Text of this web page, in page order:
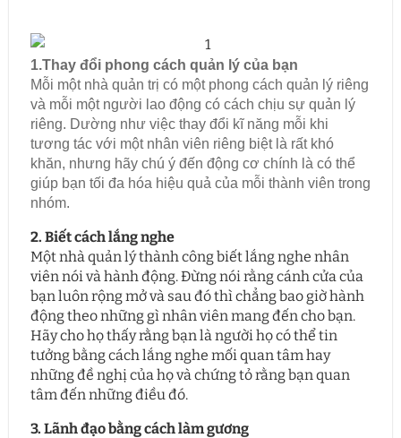
1.Thay đổi phong cách quản lý của bạn
Mỗi một nhà quản trị có một phong cách quản lý riêng
và mỗi một người lao động có cách chịu sự quản lý
riêng. Dường như việc thay đổi kĩ năng mỗi khi
tương tác với một nhân viên riêng biệt là rất khó
khăn, nhưng hãy chú ý đến động cơ chính là có thể
giúp bạn tối đa hóa hiệu quả của mỗi thành viên trong
nhóm.
2. Biết cách lắng nghe
Một nhà quản lý thành công biết lắng nghe nhân
viên nói và hành động. Đừng nói rằng cánh cửa của
bạn luôn rộng mở và sau đó thì chẳng bao giờ hành
động theo những gì nhân viên mang đến cho bạn.
Hãy cho họ thấy rằng bạn là người họ có thể tin
tưởng bằng cách lắng nghe mối quan tâm hay
những đề nghị của họ và chứng tỏ rằng bạn quan
tâm đến những điều đó.
3. Lãnh đạo bằng cách làm gương